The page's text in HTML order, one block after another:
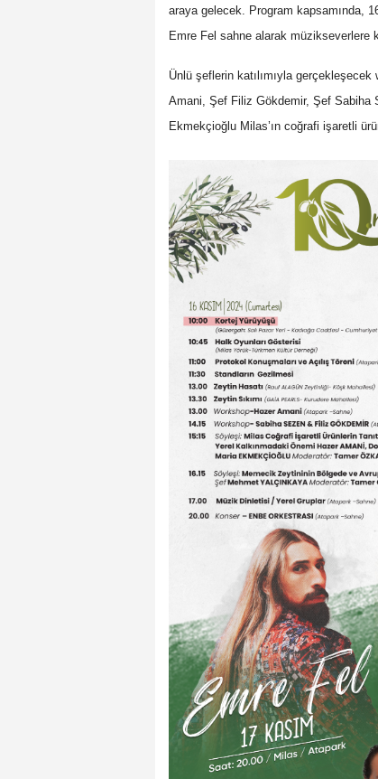
araya gelecek. Program kapsamında,
Emre Fel sahne alarak müzikseverlere
Ünlü şeflerin katılımıyla
Amani, Şef Filiz Gökdemir, Şef Sabiha
Ekmekçioğlu Milas’ın coğrafi işaretli